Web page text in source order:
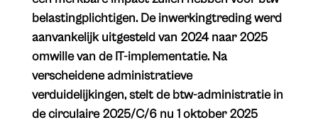
belastingplichtigen. De inwerkingtreding werd
aanvankelijk uitgesteld van 2024 naar 2025
omwille van de IT-implementatie. Na
verscheidene administratieve
verduidelijkingen, stelt de btw-administratie in
de circulaire 2025/C/6 nu 1 oktober 2025